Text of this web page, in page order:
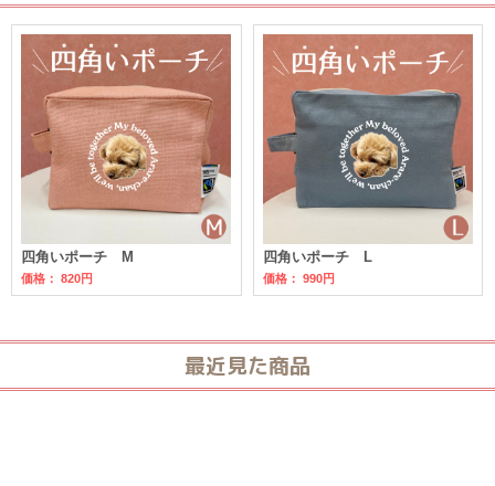
四角いポーチ M
価格： 820円
四角いポーチ L
価格： 990円
最近見た商品